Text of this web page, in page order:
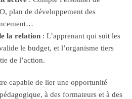
plan de développement des
la relation : L’apprenant qui suit les
le budget, et l’organisme tiers
de l’action.
capable de lier une opportunité
à des formateurs et à des